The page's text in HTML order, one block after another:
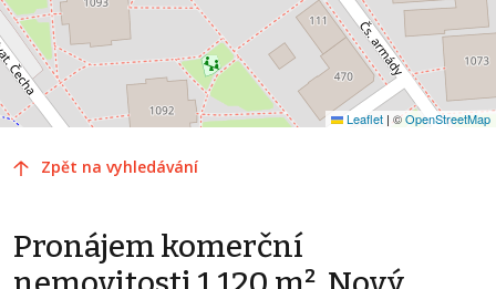
Leaflet | ©OpenStreetMap
Zpět na vyhledávání
Pronájem komerční